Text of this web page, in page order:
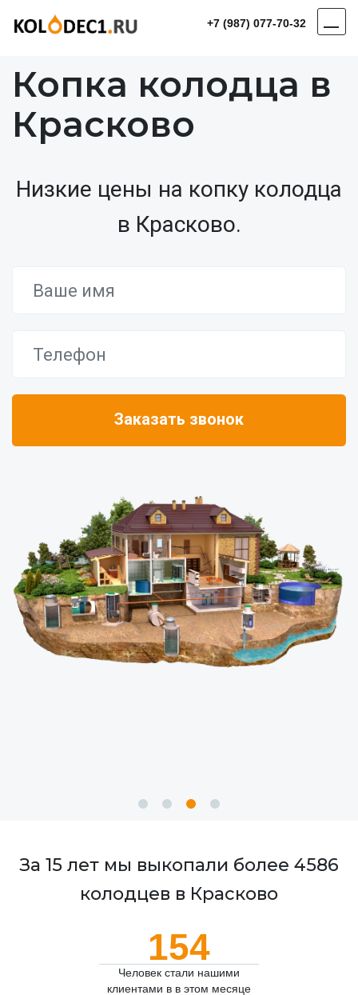
+7 (987) 077-70-32
Копка колодца в
Красково
Низкие цены на копку колодца
в Красково.
За 15 лет мы выкопали более 4586
колодцев в Красково
154
Человек стали нашими
клиентами в в этом месяце